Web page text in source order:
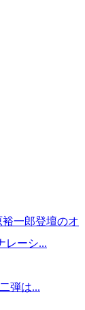
一郎登壇のオ
レーシ...
弾は...